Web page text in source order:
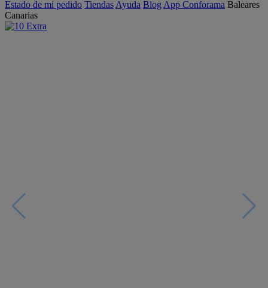
Estado de mi pedido Tiendas Ayuda Blog App Conforama Baleares
Canarias